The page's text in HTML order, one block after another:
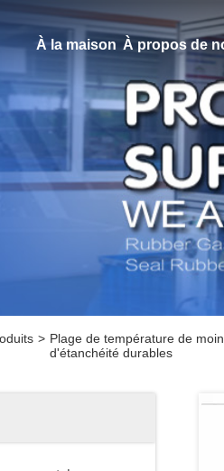
À la maison À propos de
> Plage de température de
d'étanchéité durables